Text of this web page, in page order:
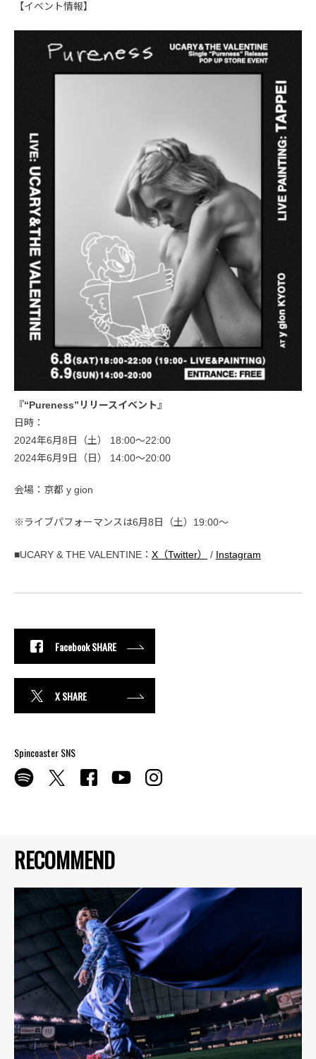
RECOMMEND
【イベント情報】
『“Pureness”リリースイベント』
日時：
2024年6月8日（土） 18:00〜22:00
2024年6月9日（日） 14:00〜20:00
会場：京都 y gion
※ライブパフォーマンスは6月8日（土）19:00〜
■UCARY & THE VALENTINE： X（Twitter） / Instagram
Facebook SHARE
X SHARE
Spincoaster SNS